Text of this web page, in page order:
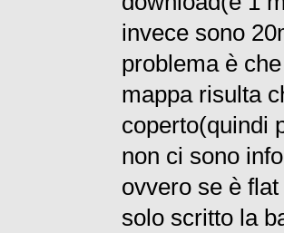
invece sono
problema è
mappa risulta
coperto(quindi
non ci sono
ovvero se è
solo scritto la